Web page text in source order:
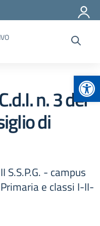
n. 3 del
di
S.S.P.G. - campus
e classi I-II-